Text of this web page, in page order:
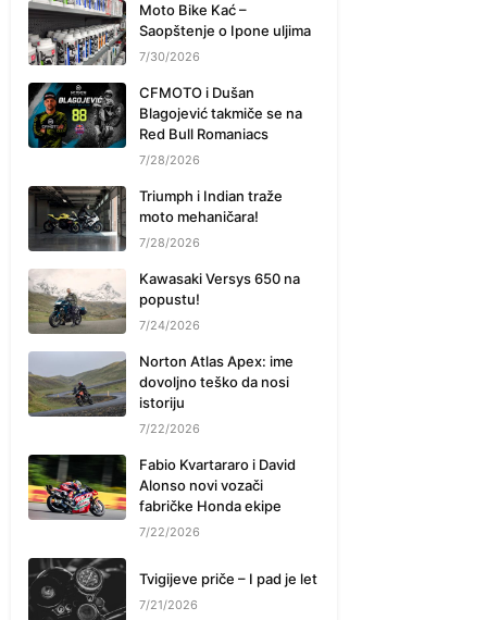
Moto Bike Kać –
Saopštenje o Ipone uljima
7/30/2026
CFMOTO i Dušan
Blagojević takmiče se na
Red Bull Romaniacs
7/28/2026
Triumph i Indian traže
moto mehaničara!
7/28/2026
Kawasaki Versys 650 na
popustu!
7/24/2026
Norton Atlas Apex: ime
dovoljno teško da nosi
istoriju
7/22/2026
Fabio Kvartararo i David
Alonso novi vozači
fabričke Honda ekipe
7/22/2026
Tvigijeve priče – I pad je let
7/21/2026